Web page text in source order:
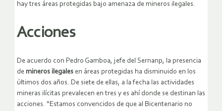
hay tres áreas protegidas bajo amenaza de mineros ilegales.
Acciones
De acuerdo con Pedro Gamboa, jefe del Sernanp, la presencia
de mineros ilegales en áreas protegidas ha disminuido en los
últimos dos años. De siete de ellas, a la fecha las actividades
mineras ilícitas prevalecen en tres y es ahí donde se destinan las
acciones. “Estamos convencidos de que al Bicentenario no